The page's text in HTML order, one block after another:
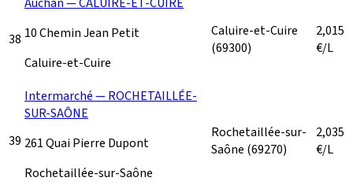
38 10 Chemin Jean Petit
Caluire-et-Cuire
Caluire-et-Cuire
(69300)
2,015
€/L
39
Intermarché — ROCHETAILLÉE-
SUR-SAÔNE
261 Quai Pierre Dupont
Rochetaillée-sur-Saône
Rochetaillée-sur-
Saône (69270)
2,035
€/L